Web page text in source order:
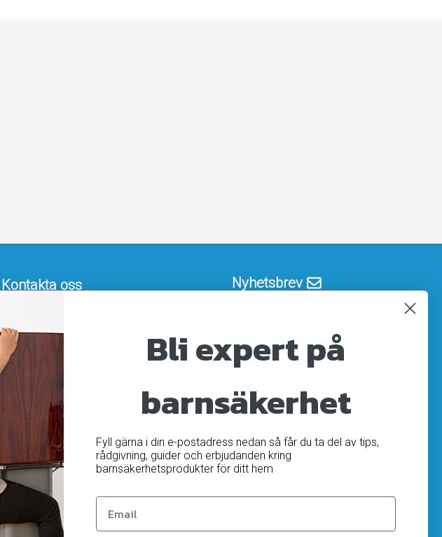
Kontakta oss
172 66 Sundbyberg
08-410 115 30
kundtjanst@homesafety.se
Följ oss
Facebook
Youtube
Nyhetsbrev
OK
Bli expert på
barnsäkerhet
Fyll gärna i din e-postadress nedan så får du ta del av tips,
rådgivning, guider och erbjudanden kring
barnsäkerhetsprodukter för ditt hem